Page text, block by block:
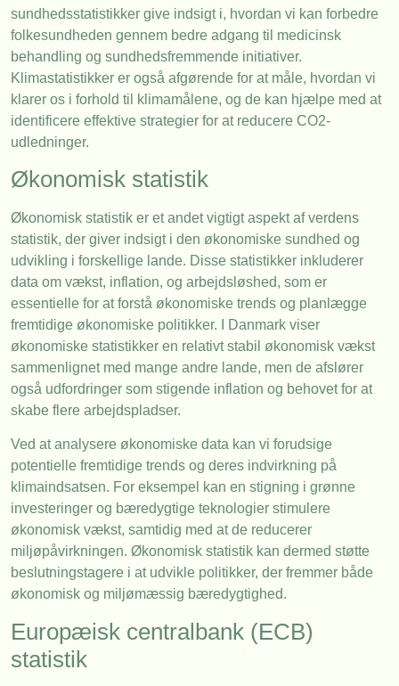
sundhedsstatistikker give indsigt i, hvordan vi kan forbedre
folkesundheden gennem bedre adgang til medicinsk
behandling og sundhedsfremmende initiativer.
Klimastatistikker er også afgørende for at måle, hvordan vi
klarer os i forhold til klimamålene, og de kan hjælpe med at
identificere effektive strategier for at reducere CO2-
udledninger.
Økonomisk statistik
Økonomisk statistik er et andet vigtigt aspekt af verdens
statistik, der giver indsigt i den økonomiske sundhed og
udvikling i forskellige lande. Disse statistikker inkluderer
data om vækst, inflation, og arbejdsløshed, som er
essentielle for at forstå økonomiske trends og planlægge
fremtidige økonomiske politikker. I Danmark viser
økonomiske statistikker en relativt stabil økonomisk vækst
sammenlignet med mange andre lande, men de afslører
også udfordringer som stigende inflation og behovet for at
skabe flere arbejdspladser.
Ved at analysere økonomiske data kan vi forudsige
potentielle fremtidige trends og deres indvirkning på
klimaindsatsen. For eksempel kan en stigning i grønne
investeringer og bæredygtige teknologier stimulere
økonomisk vækst, samtidig med at de reducerer
miljøpåvirkningen. Økonomisk statistik kan dermed støtte
beslutningstagere i at udvikle politikker, der fremmer både
økonomisk og miljømæssig bæredygtighed.
Europæisk centralbank (ECB)
statistik